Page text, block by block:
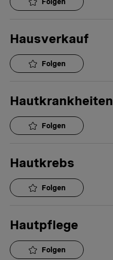
Hausverkauf
Folgen
Hautkrankheiten
Folgen
Hautkrebs
Folgen
Hautpflege
Folgen